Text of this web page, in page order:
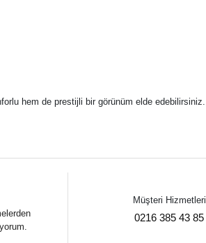
hem de prestijli bir görünüm elde edebilirsiniz.
Müşteri Hizmetleri
0216 385 43 85